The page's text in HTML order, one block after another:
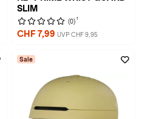
SLIM
(0) 1
CHF 7,99 UVP CHF 9,95
Sale